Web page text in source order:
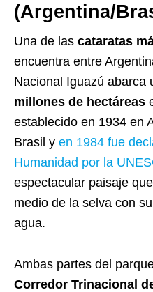
(Argentina/
Una de las cataratas
encuentra entre
Nacional Iguazú abarca
millones de hectáreas
establecido en 1934 en
Brasil y en 1984 fue
Humanidad por la
espectacular paisaje
medio de la selva con
agua.
Ambas partes del
Corredor Trinacional